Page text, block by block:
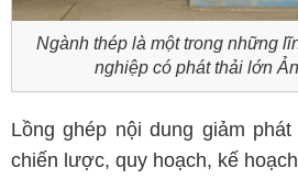
Ngành thép là một trong những
nghiệp có phát thải lớn
Lồng ghép nội dung giảm
chiến lược, quy hoạch, kế